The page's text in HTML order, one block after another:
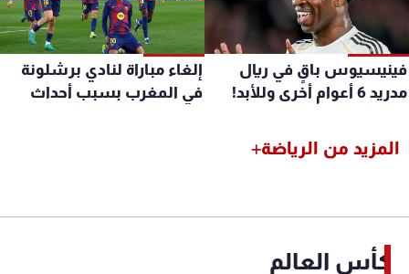
باقٍ في ريال
أعوام أخرى وللأبد!
إلغاء مباراة لنادي برشلونة
في المغرب بسبب أحداث
المزيد من الرياضة
كأس العالم